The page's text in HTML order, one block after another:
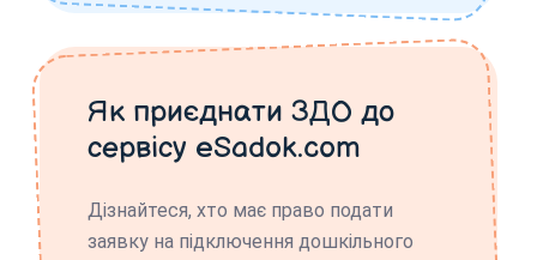
Як приєднати ЗДО до
сервісу eSadok.com
Дізнайтеся, хто має право подати
заявку на підключення дошкільного